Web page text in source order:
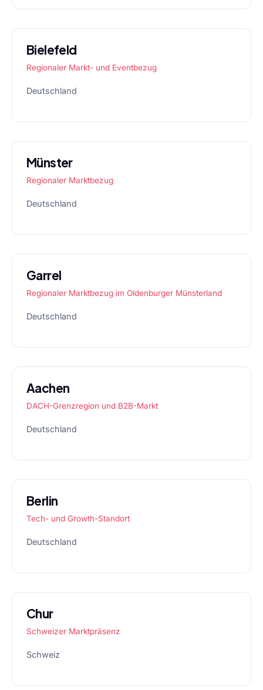
Bielefeld
Regionaler Markt- und Eventbezug
Deutschland
Münster
Regionaler Marktbezug
Deutschland
Garrel
Regionaler Marktbezug im Oldenburger Münsterland
Deutschland
Aachen
DACH-Grenzregion und B2B-Markt
Deutschland
Berlin
Tech- und Growth-Standort
Deutschland
Chur
Schweizer Marktpräsenz
Schweiz